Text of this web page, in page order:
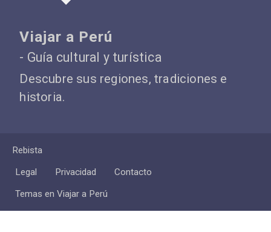
Viajar a Perú
- Guía cultural y turística
Descubre sus regiones, tradiciones e
historia.
Rebista
Legal
Privacidad
Contacto
Temas en Viajar a Perú